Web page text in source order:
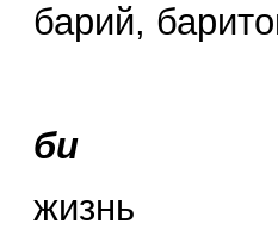
барий,
би
жизнь